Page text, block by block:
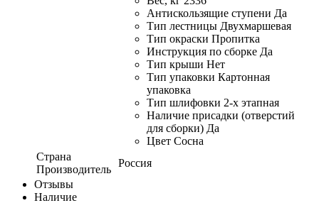
Антискользящие ступени Да
Тип лестницы Двухмаршевая
Тип окраски Пропитка
Инструкция по сборке Да
Тип крыши Нет
Тип упаковки Картонная
упаковка
Тип шлифовки 2-х этапная
Наличие присадки (отверстий
для сборки) Да
Цвет Сосна
Страна
Производитель
Россия
Отзывы
Наличие